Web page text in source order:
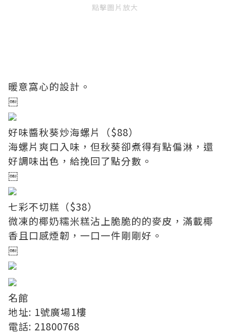
點擊圖片放大
暖意窩心的設計。
￼
好味醬秋葵炒海螺片（$88）
海螺片爽口入味，但秋葵卻煮得有點偏淋，還
好調味出色，給挽回了點分數。
￼
七彩不切糕（$38）
微凍的椰奶糯米糕沾上脆脆的的麥皮，滿載椰
香且口感煙韌，一口一件剛剛好。
￼
名館
地址: 1號廣場1樓
電話: 21800768